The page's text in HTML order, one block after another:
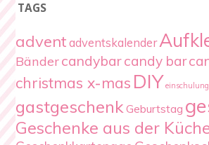
TAGS
advent adventskalender
Bändercandybarcandy bar
christmas x-mas DIY einschulung
gastgeschenkGeburtstag
Geschenke aus der